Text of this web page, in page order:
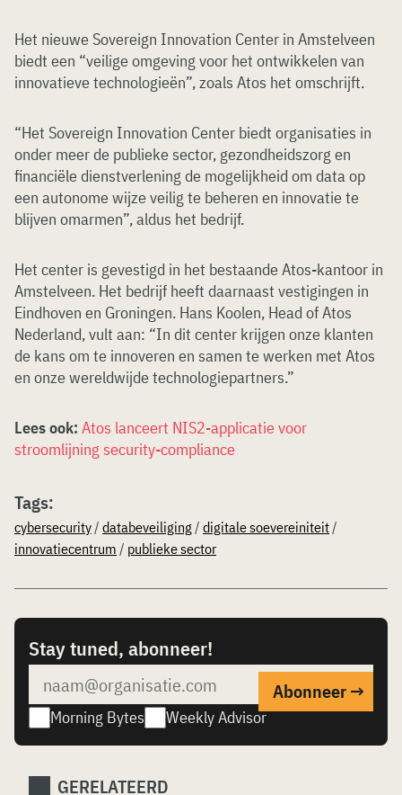
Het nieuwe Sovereign Innovation Center in Amstelveen
biedt een “veilige omgeving voor het ontwikkelen van
innovatieve technologieën”, zoals Atos het omschrijft.
“Het Sovereign Innovation Center biedt organisaties in
onder meer de publieke sector, gezondheidszorg en
financiële dienstverlening de mogelijkheid om data op
een autonome wijze veilig te beheren en innovatie te
blijven omarmen”, aldus het bedrijf.
Het center is gevestigd in het bestaande Atos-kantoor in
Amstelveen. Het bedrijf heeft daarnaast vestigingen in
Eindhoven en Groningen. Hans Koolen, Head of Atos
Nederland, vult aan: “In dit center krijgen onze klanten
de kans om te innoveren en samen te werken met Atos
en onze wereldwijde technologiepartners.”
Lees ook: Atos lanceert NIS2-applicatie voor
stroomlijning security-compliance
Tags:
cybersecurity/ databeveiliging/ digitale soevereiniteit/
innovatiecentrum / publieke sector
Stay tuned, abonneer!
Morning Bytes Weekly Advisor
GERELATEERD